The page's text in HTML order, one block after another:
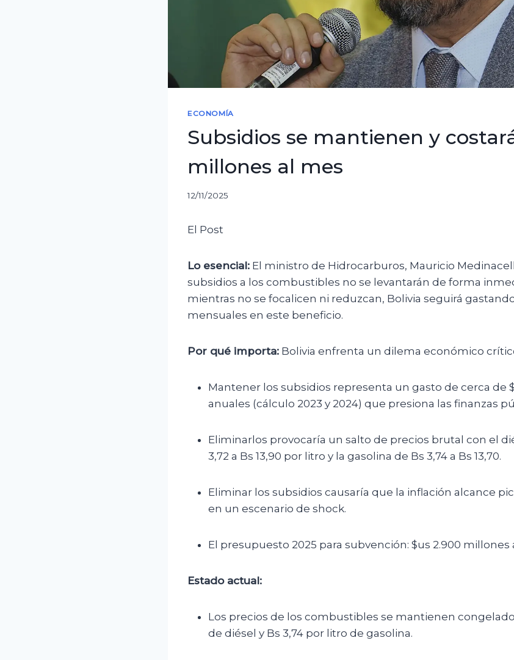
ECONOMÍA
Subsidios se mantienen y
millones al mes
12/11/2025
El Post
Lo esencial: El ministro de Hidrocarburos, Mauricio
subsidios a los combustibles no se levantarán de forma
mientras no se focalicen ni reduzcan, Bolivia seguirá
mensuales en este beneficio.
Por qué importa: Bolivia enfrenta un dilema económico
Mantener los subsidios representa un gasto de cerca de
anuales (cálculo 2023 y 2024) que presiona las finanzas
Eliminarlos provocaría un salto de precios brutal con el
3,72 a Bs 13,90 por litro y la gasolina de Bs 3,74 a Bs 13,70.
Eliminar los subsidios causaría que la inflación alcance
en un escenario de shock.
El presupuesto 2025 para subvención: $us 2.900
Estado actual:
Los precios de los combustibles se mantienen
de diésel y Bs 3,74 por litro de gasolina.